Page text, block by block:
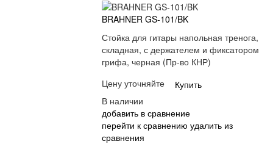
BRAHNER GS-101/BK
Стойка для гитары напольная тренога,
складная, с держателем и фиксатором
грифа, черная (Пр-во КНР)
Цену уточняйте
Купить
В наличии
добавить в сравнение
перейти к сравнению удалить из
сравнения